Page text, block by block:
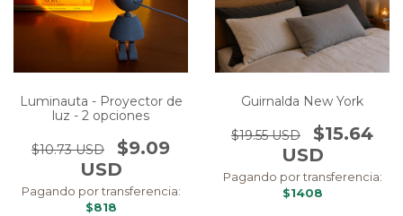
Luminauta - Proyector de
luz - 2 opciones
$10.73 USD
$9.09
USD
Pagando por transferencia:
$818
Guirnalda New York
$19.55 USD
$15.64
USD
Pagando por transferencia:
$1408